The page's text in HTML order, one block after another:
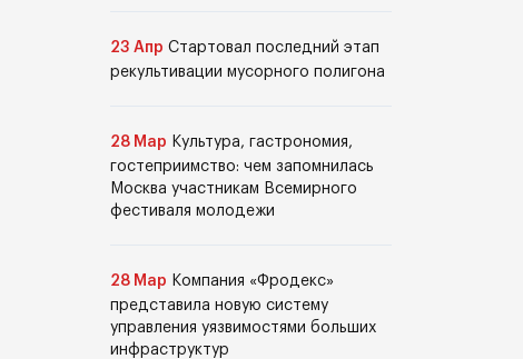
23 Апр Стартовал последний этап
рекультивации мусорного полигона
28 Мар Культура, гастрономия,
гостеприимство: чем запомнилась
Москва участникам Всемирного
фестиваля молодежи
28 Мар Компания «Фродекс»
представила новую систему
управления уязвимостями больших
инфраструктур